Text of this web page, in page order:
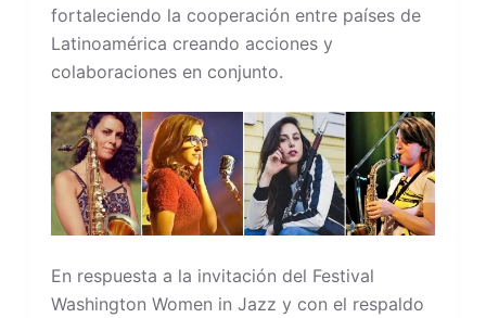
fortaleciendo la cooperación entre países de
Latinoamérica creando acciones y
colaboraciones en conjunto.
En respuesta a la invitación del Festival
Washington Women in Jazz y con el respaldo